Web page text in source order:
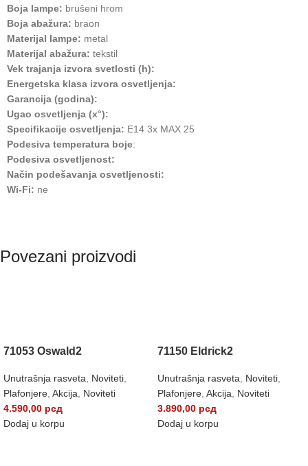
Boja lampe: brušeni hrom
Boja abažura: braon
Materijal lampe: metal
Materijal abažura: tekstil
Vek trajanja izvora svetlosti (h):
Energetska klasa izvora osvetljenja:
Garancija (godina):
Ugao osvetljenja (x°):
Specifikacije osvetljenja: E14 3x MAX 25
Podesiva temperatura boje:
Podesiva osvetljenost:
Način podešavanja osvetljenosti:
Wi-Fi: ne
Povezani proizvodi
71053 Oswald2
Unutrašnja rasveta, Noviteti,
Plafonjere, Akcija, Noviteti
4.590,00 рсд
Dodaj u korpu
71150 Eldrick2
Unutrašnja rasveta, Noviteti,
Plafonjere, Akcija, Noviteti
3.890,00 рсд
Dodaj u korpu